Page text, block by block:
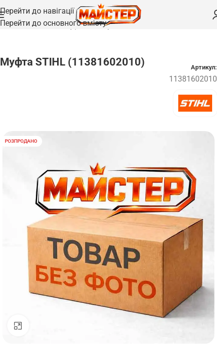
Перейти до навігації
Перейти до основного вмісту
Головна /Запчастини/Муфти та зєднувачі
Муфта STIHL (11381602010) Артикул:
11381602010
РОЗПРОДАНО